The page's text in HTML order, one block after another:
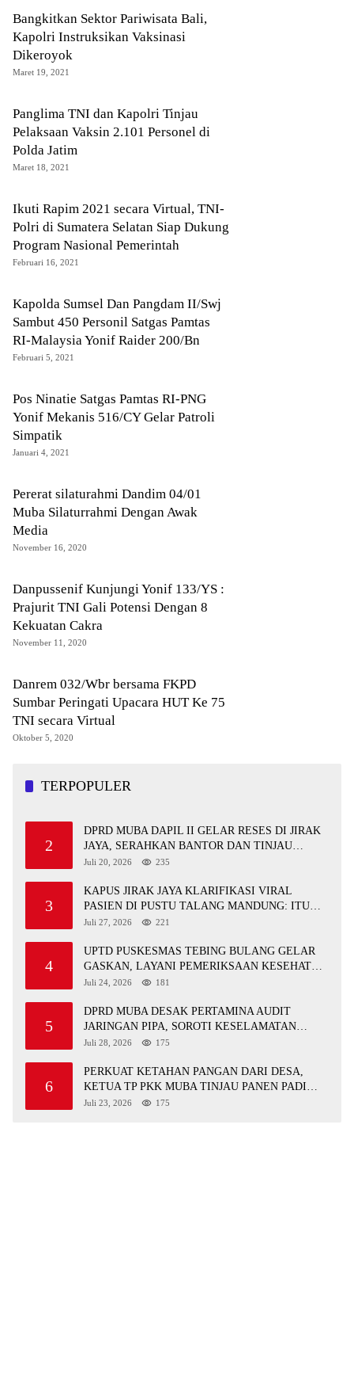
Bangkitkan Sektor Pariwisata Bali,
Kapolri Instruksikan Vaksinasi
Dikeroyok
Maret 19, 2021
Panglima TNI dan Kapolri Tinjau
Pelaksaan Vaksin 2.101 Personel di
Polda Jatim
Maret 18, 2021
Ikuti Rapim 2021 secara Virtual, TNI-
Polri di Sumatera Selatan Siap Dukung
Program Nasional Pemerintah
Februari 16, 2021
Kapolda Sumsel Dan Pangdam II/Swj
Sambut 450 Personil Satgas Pamtas
RI-Malaysia Yonif Raider 200/Bn
Februari 5, 2021
Pos Ninatie Satgas Pamtas RI-PNG
Yonif Mekanis 516/CY Gelar Patroli
Simpatik
Januari 4, 2021
Pererat silaturahmi Dandim 04/01
Muba Silaturrahmi Dengan Awak
Media
November 16, 2020
Danpussenif Kunjungi Yonif 133/YS :
Prajurit TNI Gali Potensi Dengan 8
Kekuatan Cakra
November 11, 2020
Danrem 032/Wbr bersama FKPD
Sumbar Peringati Upacara HUT Ke 75
TNI secara Virtual
Oktober 5, 2020
TERPOPULER
2
DPRD MUBA DAPIL II GELAR RESES DI JIRAK
JAYA, SERAHKAN BANTOR DAN TINJAU
JALAN RUSAK SERTA TPS 3R
Juli 20, 2026 235
3
KAPUS JIRAK JAYA KLARIFIKASI VIRAL
PASIEN DI PUSTU TALANG MANDUNG: ITU
MISKOMUNIKASI
Juli 27, 2026 221
4
UPTD PUSKESMAS TEBING BULANG GELAR
GASKAN, LAYANI PEMERIKSAAN KESEHATAN
GRATIS UNTUK ASN DI SUNGAI KERUH
Juli 24, 2026 181
5
DPRD MUBA DESAK PERTAMINA AUDIT
JARINGAN PIPA, SOROTI KESELAMATAN
WARGA JIRAK
Juli 28, 2026 175
6
PERKUAT KETAHAN PANGAN DARI DESA,
KETUA TP PKK MUBA TINJAU PANEN PADI
ORGANIK DAN IKAN NILA
Juli 23, 2026 175